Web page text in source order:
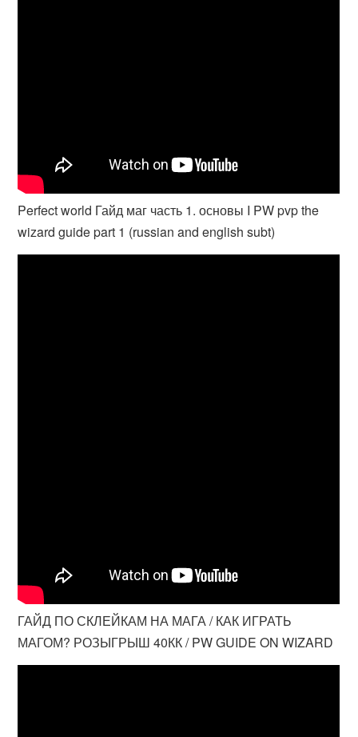
Perfect world Гайд маг часть 1. основы I PW pvp the
wizard guide part 1 (russian and english subt)
ГАЙД ПО СКЛЕЙКАМ НА МАГА / КАК ИГРАТЬ
МАГОМ? РОЗЫГРЫШ 40КК / PW GUIDE ON WIZARD